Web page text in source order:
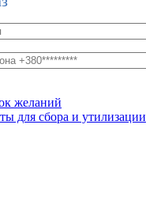
желаний
для сбора и утилизации